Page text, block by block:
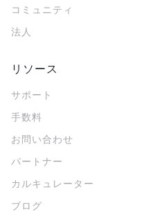
コミュニティ
法人
リソース
サポート
手数料
お問い合わせ
パートナー
カルキュレーター
ブログ